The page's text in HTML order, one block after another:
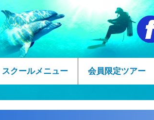
スクールメニュー 会員限定ツアー